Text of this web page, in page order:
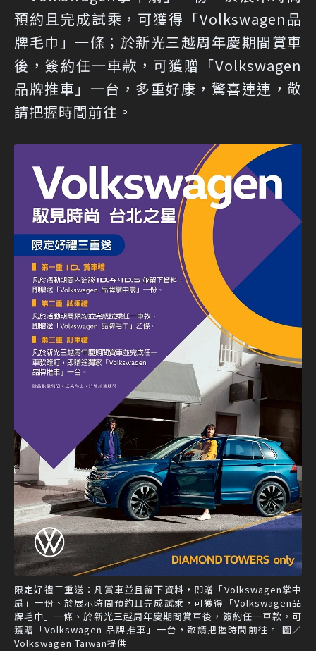
預約且完成試乘，可獲得「Volkswagen品
牌毛巾」一條；於新光三越周年慶期間賞車
後，簽約任一車款，可獲贈「Volkswagen
品牌推車」一台，多重好康，驚喜連連，敬
請把握時間前往。
限定好禮三重送：凡賞車並且留下資料，即贈「Volkswagen掌中
扇」一份、於展示時間預約且完成試乘，可獲得「Volkswagen品
牌毛巾」一條、於新光三越周年慶期間賞車後，簽約任一車款，可
獲贈「Volkswagen 品牌推車」一台，敬請把握時間前往。 圖／
Volkswagen Taiwan提供